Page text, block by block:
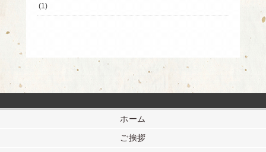
(1)
ホーム
ご挨拶